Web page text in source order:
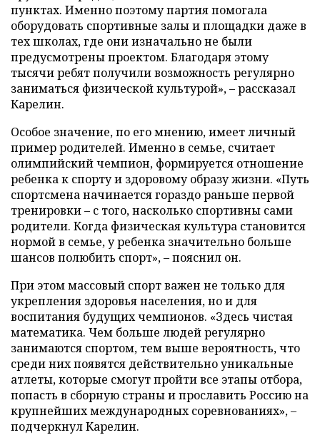
пунктах. Именно поэтому партия помогала
оборудовать спортивные залы и площадки даже в
тех школах, где они изначально не были
предусмотрены проектом. Благодаря этому
тысячи ребят получили возможность регулярно
заниматься физической культурой», – рассказал
Карелин.
Особое значение, по его мнению, имеет личный
пример родителей. Именно в семье, считает
олимпийский чемпион, формируется отношение
ребенка к спорту и здоровому образу жизни. «Путь
спортсмена начинается гораздо раньше первой
тренировки – с того, насколько спортивны сами
родители. Когда физическая культура становится
нормой в семье, у ребенка значительно больше
шансов полюбить спорт», – пояснил он.
При этом массовый спорт важен не только для
укрепления здоровья населения, но и для
воспитания будущих чемпионов. «Здесь чистая
математика. Чем больше людей регулярно
занимаются спортом, тем выше вероятность, что
среди них появятся действительно уникальные
атлеты, которые смогут пройти все этапы отбора,
попасть в сборную страны и прославить Россию на
крупнейших международных соревнованиях», –
подчеркнул Карелин.